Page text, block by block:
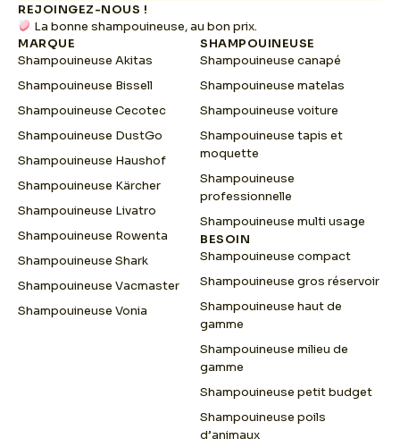
REJOINGEZ-NOUS !
La bonne shampouineuse, au bon prix.
MARQUE
Shampouineuse Akitas
Shampouineuse Bissell
Shampouineuse Cecotec
Shampouineuse DustGo
Shampouineuse Haushof
Shampouineuse Kärcher
Shampouineuse Livatro
Shampouineuse Rowenta
Shampouineuse Shark
Shampouineuse Vacmaster
Shampouineuse Vonia
SHAMPOUINEUSE
Shampouineuse canapé
Shampouineuse matelas
Shampouineuse voiture
Shampouineuse tapis et
moquette
Shampouineuse
professionnelle
Shampouineuse multi usage
BESOIN
Shampouineuse compact
Shampouineuse gros réservoir
Shampouineuse haut de
gamme
Shampouineuse milieu de
gamme
Shampouineuse petit budget
Shampouineuse poils
d’animaux